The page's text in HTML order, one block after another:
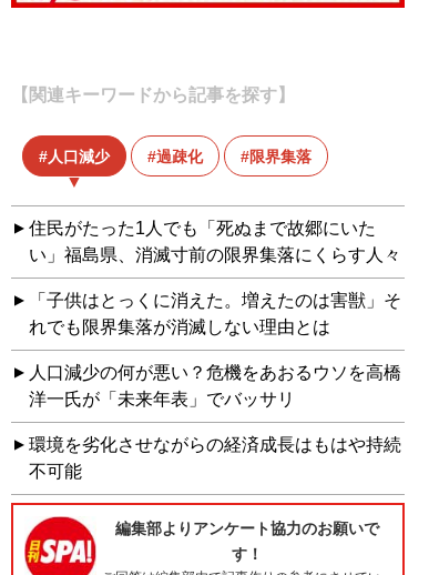
【関連キーワードから記事を探す】
人口減少 過疎化 限界集落
住民がたった1人でも「死ぬまで故郷にいた
い」福島県、消滅寸前の限界集落にくらす人々
「子供はとっくに消えた。増えたのは害獣」そ
れでも限界集落が消滅しない理由とは
人口減少の何が悪い？危機をあおるウソを高橋
洋一氏が「未来年表」でバッサリ
環境を劣化させながらの経済成長はもはや持続
不可能